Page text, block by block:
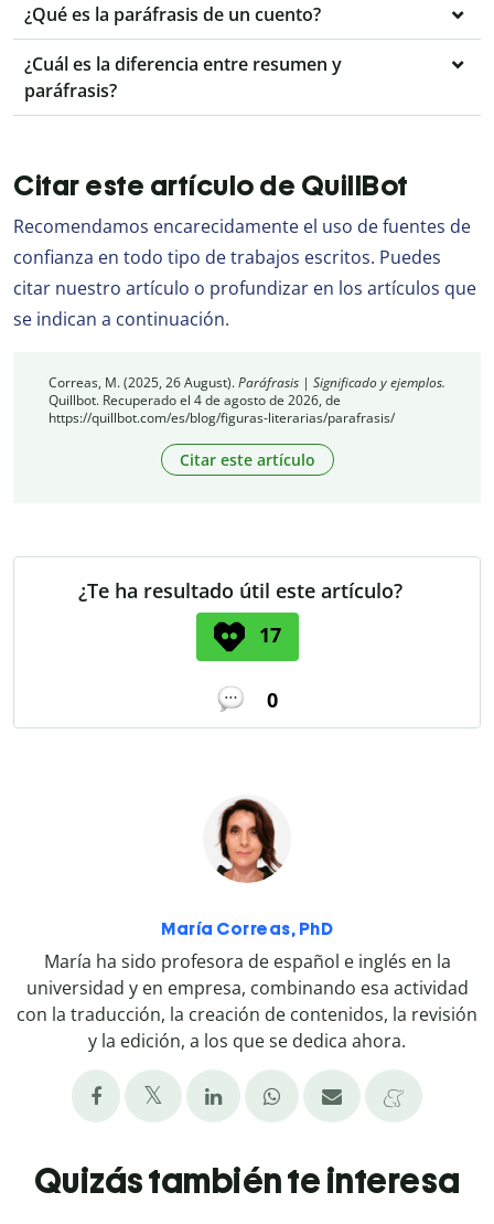
¿Qué es la paráfrasis de un cuento?
¿Cuál es la diferencia entre resumen y
paráfrasis?
Citar este artículo de QuillBot
Recomendamos encarecidamente el uso de fuentes de
confianza en todo tipo de trabajos escritos. Puedes
citar nuestro artículo o profundizar en los artículos que
se indican a continuación.
Correas, M. (2025, 26 August).Paráfrasis | Significado y ejemplos.
Quillbot. Recuperado el 4 de agosto de 2026, de
https://quillbot.com/es/blog/figuras-literarias/parafrasis/
Citar este artículo
¿Te ha resultado útil este artículo?
17
0
María Correas, PhD
María ha sido profesora de español e inglés en la
universidad y en empresa, combinando esa actividad
con la traducción, la creación de contenidos, la revisión
y la edición, a los que se dedica ahora.
Quizás también te interesa